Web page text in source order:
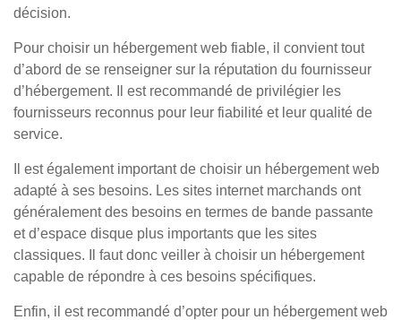
décision.
Pour choisir un hébergement web fiable, il convient tout
d’abord de se renseigner sur la réputation du fournisseur
d’hébergement. Il est recommandé de privilégier les
fournisseurs reconnus pour leur fiabilité et leur qualité de
service.
Il est également important de choisir un hébergement web
adapté à ses besoins. Les sites internet marchands ont
généralement des besoins en termes de bande passante
et d’espace disque plus importants que les sites
classiques. Il faut donc veiller à choisir un hébergement
capable de répondre à ces besoins spécifiques.
Enfin, il est recommandé d’opter pour un hébergement web